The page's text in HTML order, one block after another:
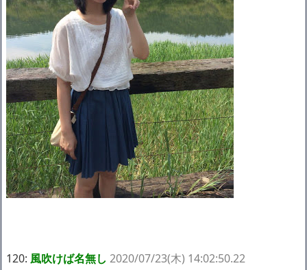
120: 風吹けば名無し 2020/07/23(木) 14:02:50.22